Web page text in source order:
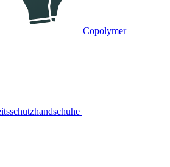
Copolymer